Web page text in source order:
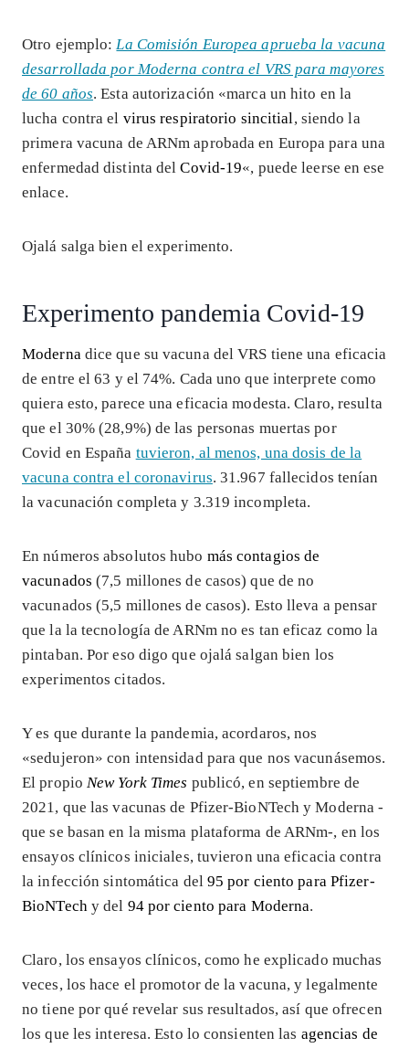
Otro ejemplo: La Comisión Europea aprueba la vacuna
desarrollada por Moderna contra el VRS para mayores
de 60 años. Esta autorización «marca un hito en la
lucha contra el virus respiratorio sincitial , siendo la
primera vacuna de ARNm aprobada en Europa para una
enfermedad distinta delCovid-19«, puede leerse en ese
enlace.
Ojalá salga bien el experimento.
Experimento pandemia Covid-19
Moderna dice que su vacuna del VRS tiene una eficacia
de entre el 63 y el 74%. Cada uno que interprete como
quiera esto, parece una eficacia modesta. Claro, resulta
que el 30% (28,9%) de las personas muertas por
Covid en España tuvieron, al menos, una dosis de la
vacuna contra el coronavirus. 31.967 fallecidos tenían
la vacunación completa y 3.319 incompleta.
En números absolutos hubo más contagios de
vacunados (7,5 millones de casos) que de no
vacunados (5,5 millones de casos). Esto lleva a pensar
que la la tecnología de ARNm no es tan eficaz como la
pintaban. Por eso digo que ojalá salgan bien los
experimentos citados.
Y es que durante la pandemia, acordaros, nos
«sedujeron» con intensidad para que nos vacunásemos.
El propio New York Times publicó, en septiembre de
2021, que las vacunas de Pfizer-BioNTech y Moderna -
que se basan en la misma plataforma de ARNm-, en los
ensayos clínicos iniciales, tuvieron una eficacia contra
la infección sintomática del 95 por ciento para Pfizer-
BioNTech y del 94 por ciento para Moderna.
Claro, los ensayos clínicos, como he explicado muchas
veces, los hace el promotor de la vacuna, y legalmente
no tiene por qué revelar sus resultados, así que ofrecen
los que les interesa. Esto lo consienten las agencias de